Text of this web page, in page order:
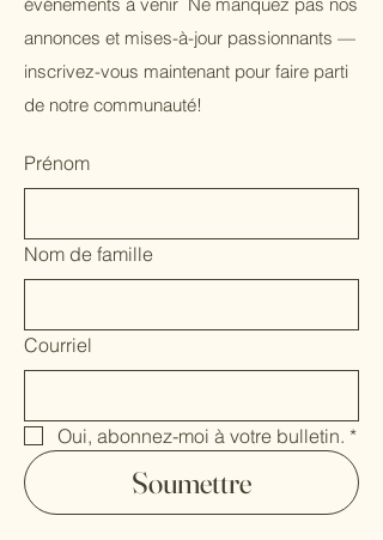
annonces et mises-à-jour passionnants —
inscrivez-vous maintenant pour faire parti
de notre communauté!
Prénom
Nom de famille
Courriel
Oui, abonnez-moi à votre bulletin. *
Soumettre